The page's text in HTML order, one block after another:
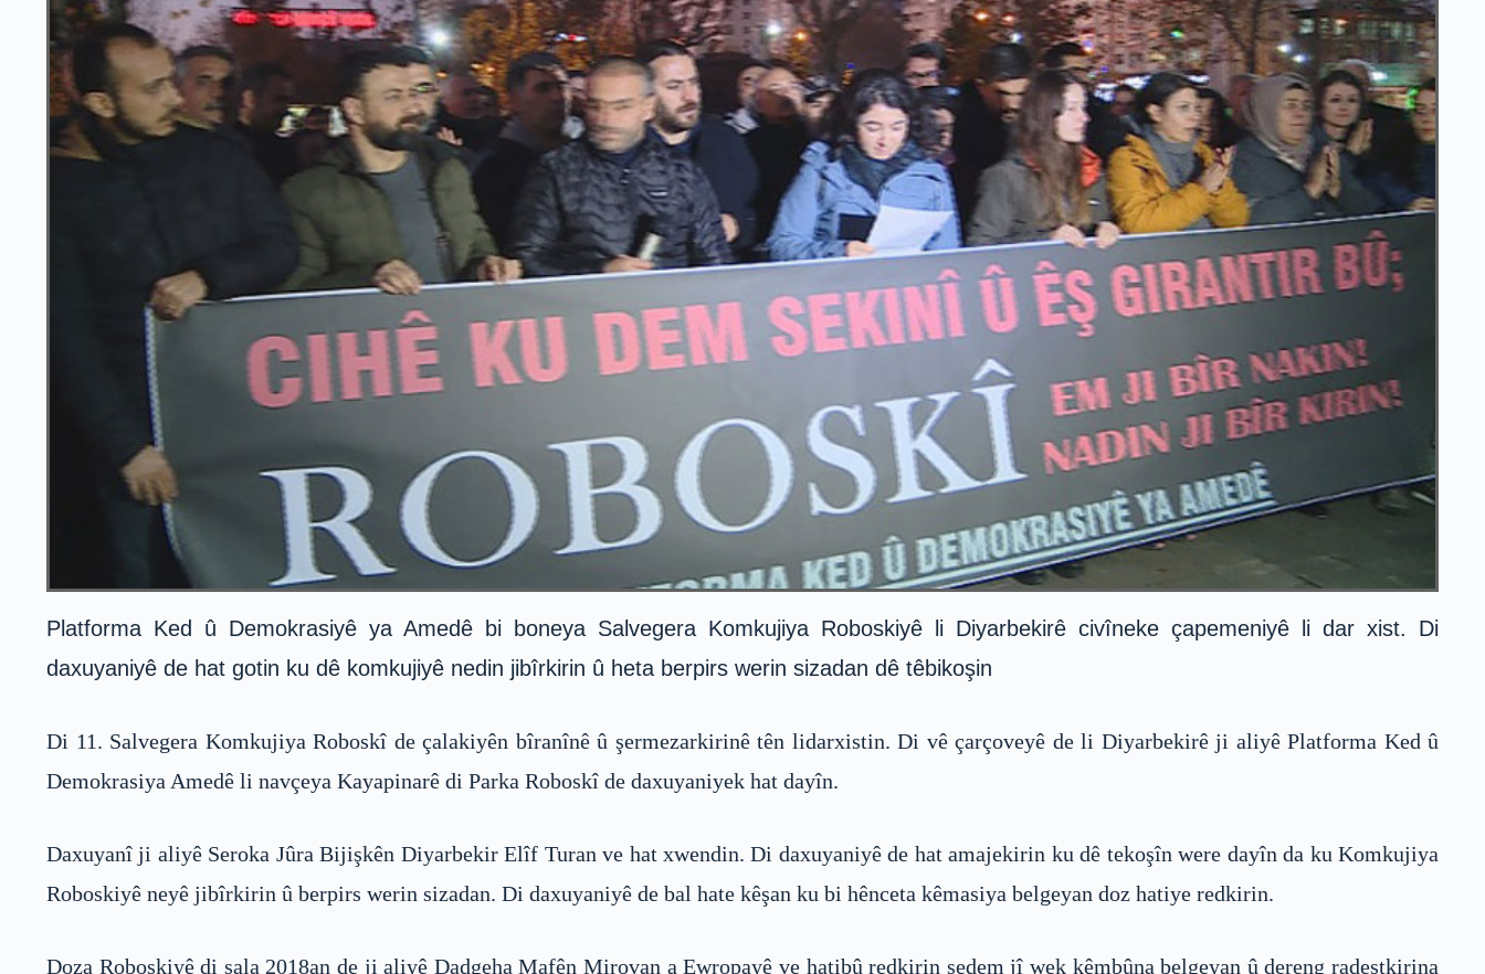
Platforma Ked û Demokrasiyê ya Amedê bi boneya Salvegera Komkujiya Roboskiyê li Diyarbekirê civîneke çapemeniyê li dar xist. Di
daxuyaniyê de hat gotin ku dê komkujiyê nedin jibîrkirin û heta berpirs werin sizadan dê têbikoşin
Di 11. Salvegera Komkujiya Roboskî de çalakiyên bîranînê û şermezarkirinê tên lidarxistin. Di vê çarçoveyê de li Diyarbekirê ji aliyê Platforma Ked û
Demokrasiya Amedê li navçeya Kayapinarê di Parka Roboskî de daxuyaniyek hat dayîn.
Daxuyanî ji aliyê Seroka Jûra Bijişkên Diyarbekir Elîf Turan ve hat xwendin. Di daxuyaniyê de hat amajekirin ku dê tekoşîn were dayîn da ku Komkujiya
Roboskiyê neyê jibîrkirin û berpirs werin sizadan. Di daxuyaniyê de bal hate kêşan ku bi hênceta kêmasiya belgeyan doz hatiye redkirin.
Doza Roboskiyê di sala 2018an de ji aliyê Dadgeha Mafên Mirovan a Ewropayê ve hatibû redkirin sedem jî wek kêmbûna belgeyan û dereng radestkirina